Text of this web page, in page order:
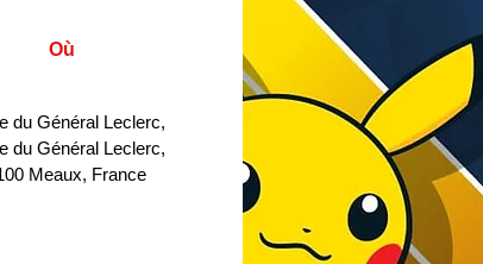
Où
du Général Leclerc,
du Général Leclerc,
Meaux, France